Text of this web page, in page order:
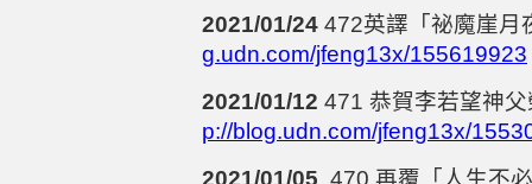
2021/01/24 472英譯「祕魔崖月
g.udn.com/jfeng13x/155619923
2021/01/12 471 恭賀李若望神
p://blog.udn.com/jfeng13x/
2021/01/05 470 再覆「人生不